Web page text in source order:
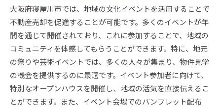
大阪府寝屋川市では、地域の文化イベントを活用することで
不動産売却を促進することが可能です。多くのイベントが年
間を通じて開催されており、これに参加することで、地域の
コミュニティを体感してもらうことができます。特に、地元
の祭りや芸術イベントでは、多くの人々が集まり、物件見学
の機会を提供するのに最適です。イベント参加者に向けて、
特別なオープンハウスを開催し、地域の活気を直接伝えるこ
とができます。また、イベント会場でのパンフレット配布